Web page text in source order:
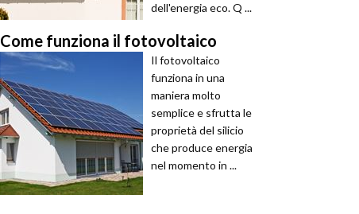
dell'energia eco. Q ...
Come funziona il fotovoltaico
Il fotovoltaico
funziona in una
maniera molto
semplice e sfrutta le
proprietà del silicio
che produce energia
nel momento in ...